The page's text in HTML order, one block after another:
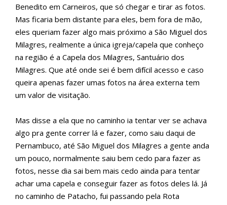
Benedito em Carneiros, que só chegar e tirar as fotos.
Mas ficaria bem distante para eles, bem fora de mão,
eles queriam fazer algo mais próximo a São Miguel dos
Milagres, realmente a única igreja/capela que conheço
na região é a Capela dos Milagres, Santuário dos
Milagres. Que até onde sei é bem difícil acesso e caso
queira apenas fazer umas fotos na área externa tem
um valor de visitação.
Mas disse a ela que no caminho ia tentar ver se achava
algo pra gente correr lá e fazer, como saiu daqui de
Pernambuco, até São Miguel dos Milagres a gente anda
um pouco, normalmente saiu bem cedo para fazer as
fotos, nesse dia sai bem mais cedo ainda para tentar
achar uma capela e conseguir fazer as fotos deles lá. Já
no caminho de Patacho, fui passando pela Rota